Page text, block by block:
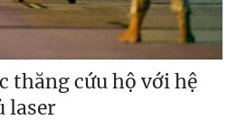
thăng cứu hộ với hệ
laser